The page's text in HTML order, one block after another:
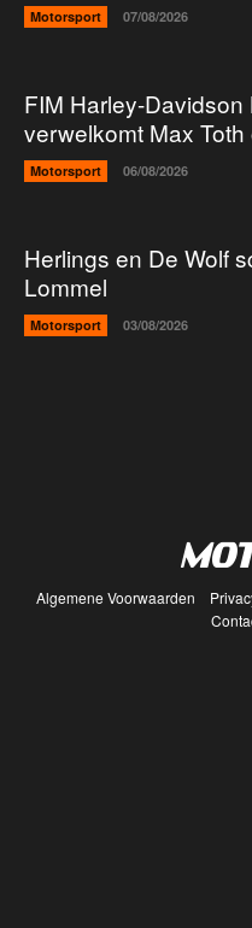
Motorsport 07/08/2026
FIM Harley-
verwelkomt Max
Motorsport 06/08/2026
Herlings en De Wolf
Lommel
Motorsport 03/08/2026
Algemene Voorwaarden